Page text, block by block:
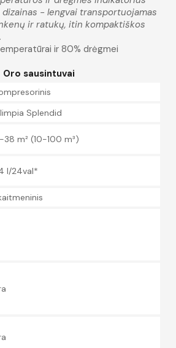
dizainas - lengvai transportuojamas
ir ratukų, itin kompaktiškos
.
ir 80% drėgmei
Oro sausintuvai
Splendid
38 m² (10-100 m³)
l/24val*